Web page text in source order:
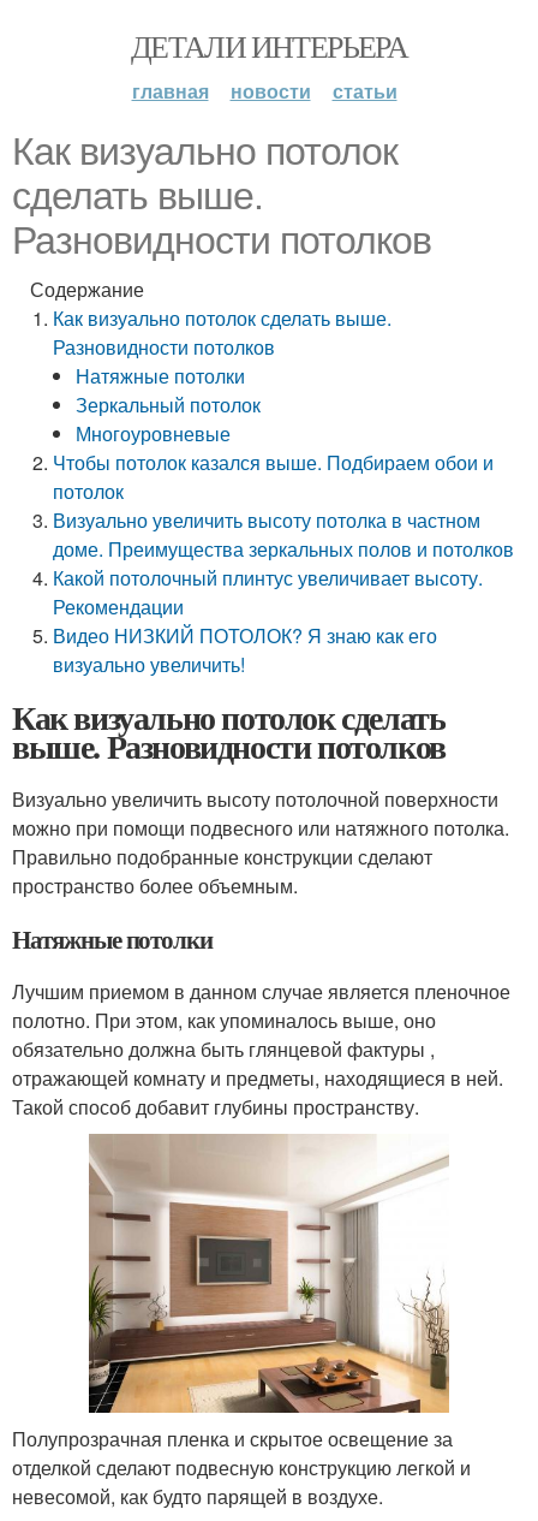
ДЕТАЛИ ИНТЕРЬЕРА
главная новости статьи
Как визуально потолок
сделать выше.
Разновидности потолков
Содержание
Как визуально потолок сделать выше.
Разновидности потолков
Натяжные потолки
Зеркальный потолок
Многоуровневые
Чтобы потолок казался выше. Подбираем обои и
потолок
Визуально увеличить высоту потолка в частном
доме. Преимущества зеркальных полов и потолков
Какой потолочный плинтус увеличивает высоту.
Рекомендации
Видео НИЗКИЙ ПОТОЛОК? Я знаю как его
визуально увеличить!
Как визуально потолок сделать
выше. Разновидности потолков
Визуально увеличить высоту потолочной поверхности
можно при помощи подвесного или натяжного потолка.
Правильно подобранные конструкции сделают
пространство более объемным.
Натяжные потолки
Лучшим приемом в данном случае является пленочное
полотно. При этом, как упоминалось выше, оно
обязательно должна быть глянцевой фактуры ,
отражающей комнату и предметы, находящиеся в ней.
Такой способ добавит глубины пространству.
Полупрозрачная пленка и скрытое освещение за
отделкой сделают подвесную конструкцию легкой и
невесомой, как будто парящей в воздухе.